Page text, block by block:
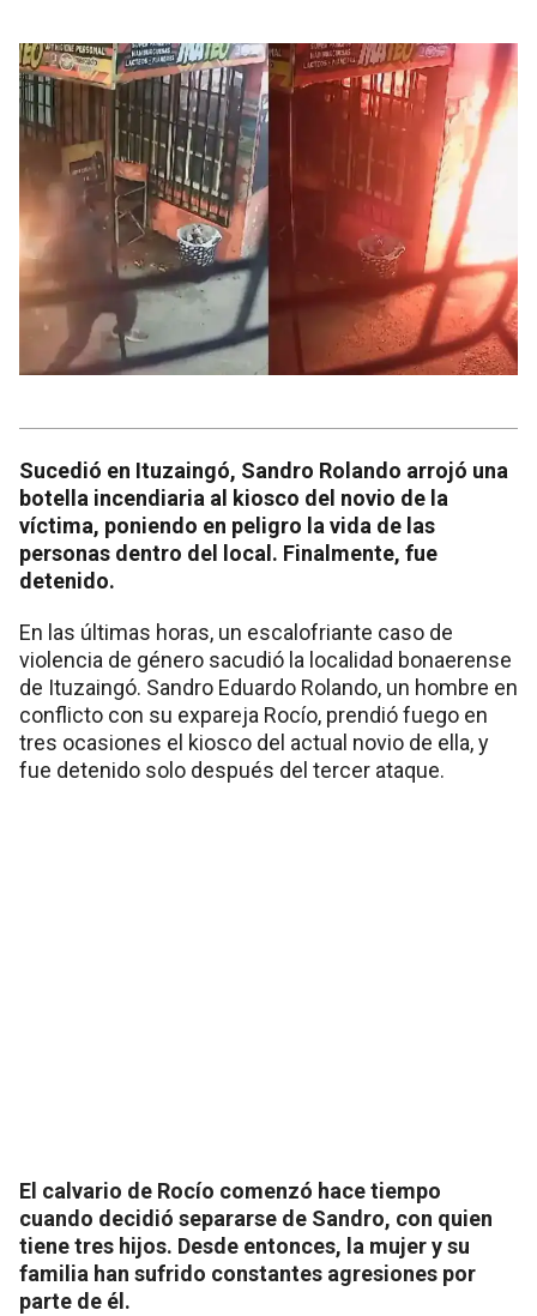
Sucedió en Ituzaingó, Sandro Rolando arrojó una
botella incendiaria al kiosco del novio de la
víctima, poniendo en peligro la vida de las
personas dentro del local. Finalmente, fue
detenido.
En las últimas horas, un escalofriante caso de
violencia de género sacudió la localidad bonaerense
de Ituzaingó. Sandro Eduardo Rolando, un hombre en
conflicto con su expareja Rocío, prendió fuego en
tres ocasiones el kiosco del actual novio de ella, y
fue detenido solo después del tercer ataque.
El calvario de Rocío comenzó hace tiempo
cuando decidió separarse de Sandro, con quien
tiene tres hijos. Desde entonces, la mujer y su
familia han sufrido constantes agresiones por
parte de él.